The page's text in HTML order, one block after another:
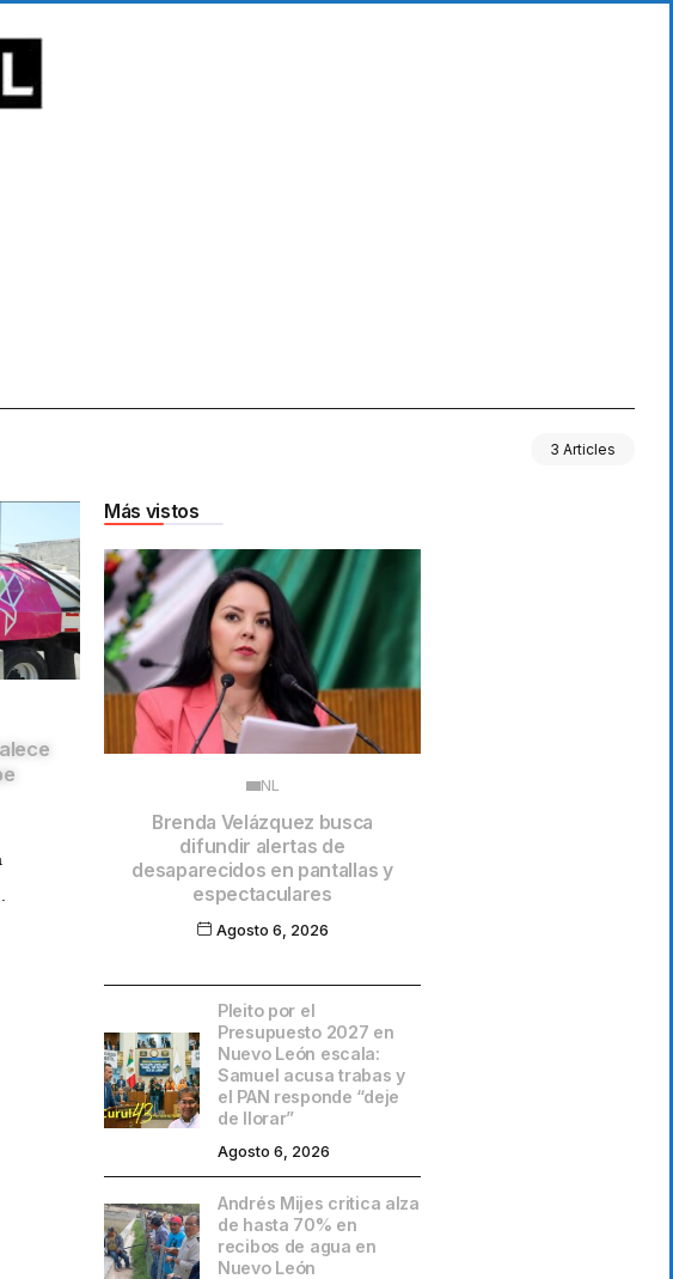
3 Articles
Más vistos
NL
Brenda Velázquez busca
difundir alertas de
desaparecidos en pantallas y
espectaculares
Agosto 6, 2026
Pleito por el
Presupuesto 2027 en
Nuevo León escala:
Samuel acusa trabas y
el PAN responde “deje
de llorar”
Agosto 6, 2026
Andrés Mijes critica alza
de hasta 70% en
recibos de agua en
Nuevo León